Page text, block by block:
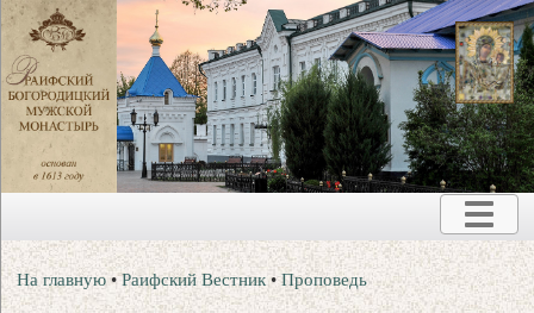
На главную •Раифский Вестник •Проповедь